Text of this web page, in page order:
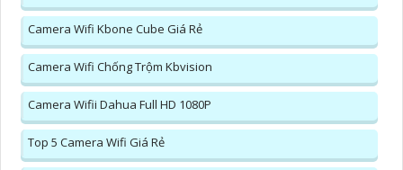
Camera Wifi Kbone Cube Giá Rẻ
Camera Wifi Chống Trộm Kbvision
Camera Wifii Dahua Full HD 1080P
Top 5 Camera Wifi Giá Rẻ